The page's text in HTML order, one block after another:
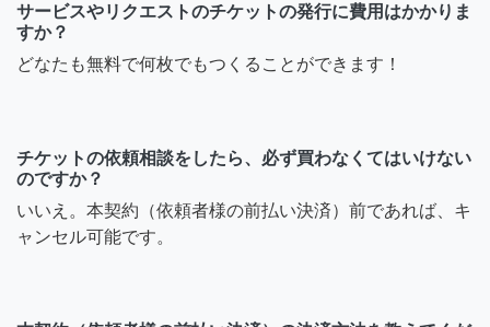
サービスやリクエストのチケットの発行に費用はかかりま
すか？
どなたも無料で何枚でもつくることができます！
チケットの依頼相談をしたら、必ず買わなくてはいけない
のですか？
いいえ。本契約（依頼者様の前払い決済）前であれば、キ
ャンセル可能です。